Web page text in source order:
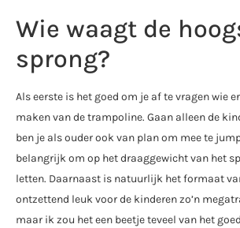
Wie waagt de
sprong?
Als eerste is het goed om je af te vragen wie
maken van de trampoline. Gaan alleen de
ben je als ouder ook van plan om mee te
belangrijk om op het draaggewicht van het
letten. Daarnaast is natuurlijk het formaat
ontzettend leuk voor de kinderen zo’n
maar ik zou het een beetje teveel van het